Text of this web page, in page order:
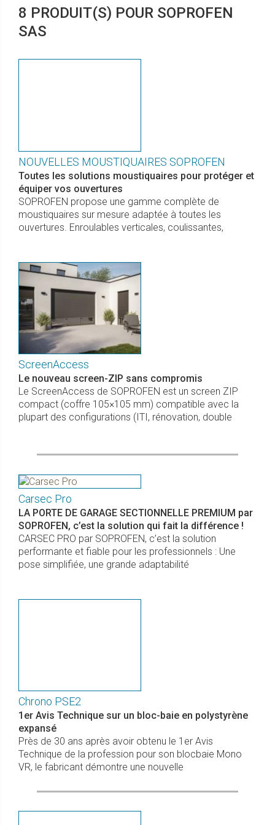
8 PRODUIT(S) POUR SOPROFEN
SAS
NOUVELLES MOUSTIQUAIRES SOPROFEN
Toutes les solutions moustiquaires pour protéger et
équiper vos ouvertures
SOPROFEN propose une gamme complète de
moustiquaires sur mesure adaptée à toutes les
ouvertures. Enroulables verticales, coulissantes,
ScreenAccess
Le nouveau screen-ZIP sans compromis
Le ScreenAccess de SOPROFEN est un screen ZIP
compact (coffre 105×105 mm) compatible avec la
plupart des configurations (ITI, rénovation, double
Carsec Pro
LA PORTE DE GARAGE SECTIONNELLE PREMIUM par
SOPROFEN, c’est la solution qui fait la différence !
CARSEC PRO par SOPROFEN, c’est la solution
performante et fiable pour les professionnels : Une
pose simplifiée, une grande adaptabilité
Chrono PSE2
1er Avis Technique sur un bloc-baie en polystyrène
expansé
Près de 30 ans après avoir obtenu le 1er Avis
Technique de la profession pour son blocbaie Mono
VR, le fabricant démontre une nouvelle